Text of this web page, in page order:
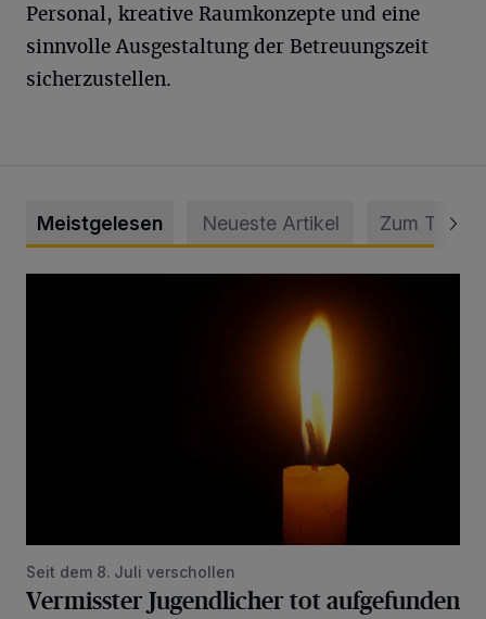
Personal, kreative Raumkonzepte und eine
sinnvolle Ausgestaltung der Betreuungszeit
sicherzustellen.
Meistgelesen Neueste Artikel Zum Thema
Seit dem 8. Juli verschollen
Vermisster Jugendlicher tot aufgefunden